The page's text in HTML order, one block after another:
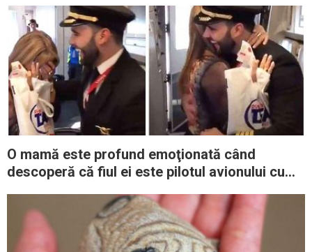
O mamă este profund emoţionată când
descoperă că fiul ei este pilotul avionului cu